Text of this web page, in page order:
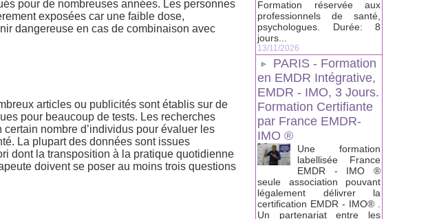
pour de nombreuses années. Les personnes
exposées car une faible dose,
dangereuse en cas de combinaison avec
articles ou publicités sont établis sur de
pour beaucoup de tests. Les recherches
nombre d’individus pour évaluer les
La plupart des données sont issues
dont la transposition à la pratique quotidienne
doivent se poser au moins trois questions
Formation réservée aux
professionnels de santé,
psychologues. Durée: 8
jours...
13/11/2026
PARIS - Formation
en EMDR Intégrative,
EMDR - IMO, 3 Jours.
Formation Certifiante
par France EMDR-
IMO ®
Une formation
labellisée France
EMDR - IMO ®
seule association pouvant
légalement délivrer la
certification EMDR - IMO® .
Un partenariat entre les